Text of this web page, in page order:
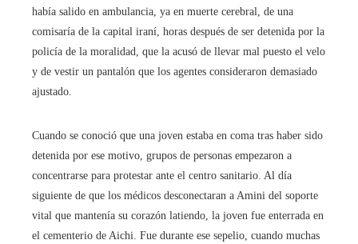
había salido en ambulancia, ya en muerte cerebral, de una
comisaría de la capital iraní, horas después de ser detenida por la
policía de la moralidad, que la acusó de llevar mal puesto el velo
y de vestir un pantalón que los agentes consideraron demasiado
ajustado.
Cuando se conoció que una joven estaba en coma tras haber sido
detenida por ese motivo, grupos de personas empezaron a
concentrarse para protestar ante el centro sanitario. Al día
siguiente de que los médicos desconectaran a Amini del soporte
vital que mantenía su corazón latiendo, la joven fue enterrada en
el cementerio de Aichi. Fue durante ese sepelio, cuando muchas